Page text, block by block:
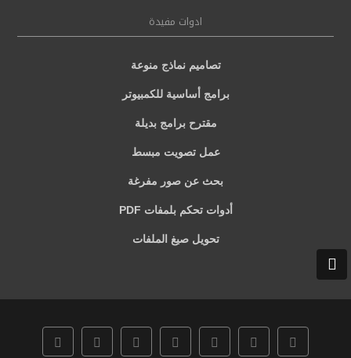
ادوات مفيدة
تصاميم نماذج منوعة
برامج أساسية للكمبيوتر
مقترح برامج بديلة
عمل تصويت مبسط
بحث عن صور مفرغة
أدوات تحكم بلمفات PDF
تحويل صيغ الملفات